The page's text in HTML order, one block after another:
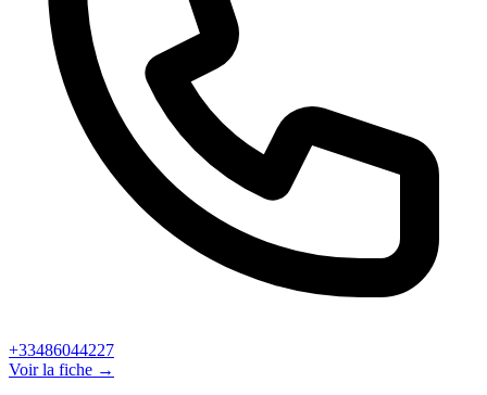
+33486044227
Voir la fiche →